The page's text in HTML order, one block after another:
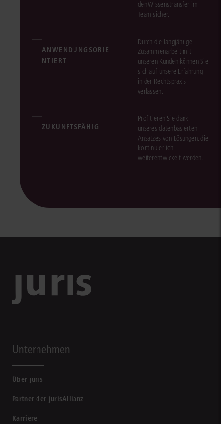
den Wissenstransfer im
Team sicher.
ANWENDUNGSORIE
NTIERT
Durch die langjährige
Zusammenarbeit mit
unseren Kunden können Sie
sich auf unsere Erfahrung
in der Rechtspraxis
verlassen.
ZUKUNFTSFÄHIG
Profitieren Sie dank
unseres datenbasierten
Ansatzes von Lösungen, die
kontinuierlich
weiterentwickelt werden.
Unternehmen
Über juris
Partner der jurisAllianz
Karriere